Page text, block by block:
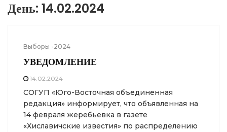
День: 14.02.2024
Выборы -2024
УВЕДОМЛЕНИЕ
14.02.2024
СОГУП «Юго-Восточная объединенная
редакция» информирует, что объявленная на
14 февраля жеребьевка в газете
«Хиславичские известия» по распределению